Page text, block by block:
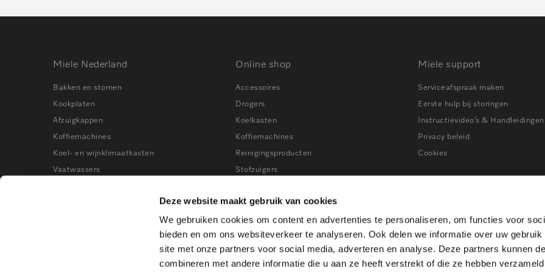
Deze website maakt gebruik van cookies
We gebruiken cookies om content en advertenties te personaliseren, om functies voor
bieden en om ons websiteverkeer te analyseren. Ook delen we informatie over uw gebruik
site met onze partners voor social media, adverteren en analyse. Deze partners kunnen
combineren met andere informatie die u aan ze heeft verstrekt of die ze hebben
Miele Nederland
Bakken en stomen
Kookplaten
Afzuigkappen
Koffiemachines
Koel- en wijnklimaatkasten
Vaatwassers
Online shop
Accessoires
Drogers
Koelkasten
Koffiemachines
Reinigingsproducten
Stofzuigers
Vaatwassers
Vrieskasten
Wasmachines
Wijnklimaatkasten
Miele support
Serviceafspraak maken
Eerste hulp bij storingen
Instructievideo’s & Handleidingen
Privacy beleid
Cookies